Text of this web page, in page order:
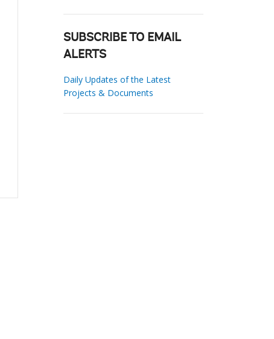
SUBSCRIBE TO EMAIL
ALERTS
Daily Updates of the Latest
Projects & Documents